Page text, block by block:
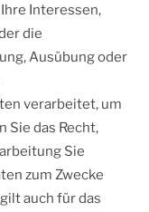
Interessen,
die
Ausübung oder
verarbeitet, um
Sie das Recht,
Sie
zum Zwecke
auch für das